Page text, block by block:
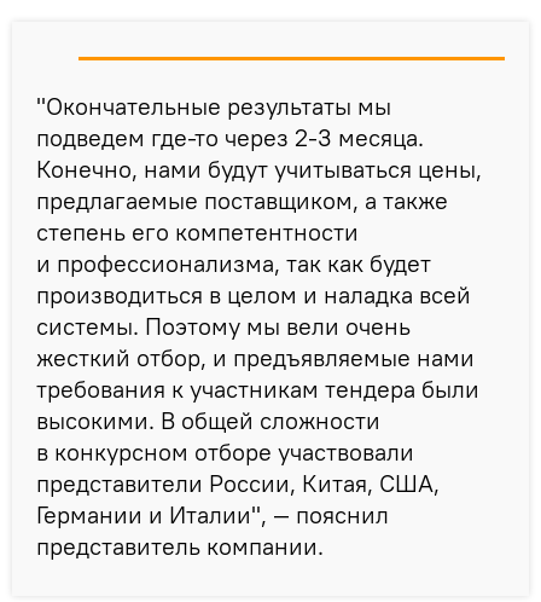
"Окончательные результаты мы
подведем где-то через 2-3 месяца.
Конечно, нами будут учитываться цены,
предлагаемые поставщиком, а также
степень его компетентности
и профессионализма, так как будет
производиться в целом и наладка всей
системы. Поэтому мы вели очень
жесткий отбор, и предъявляемые нами
требования к участникам тендера были
высокими. В общей сложности
в конкурсном отборе участвовали
представители России, Китая, США,
Германии и Италии", — пояснил
представитель компании.